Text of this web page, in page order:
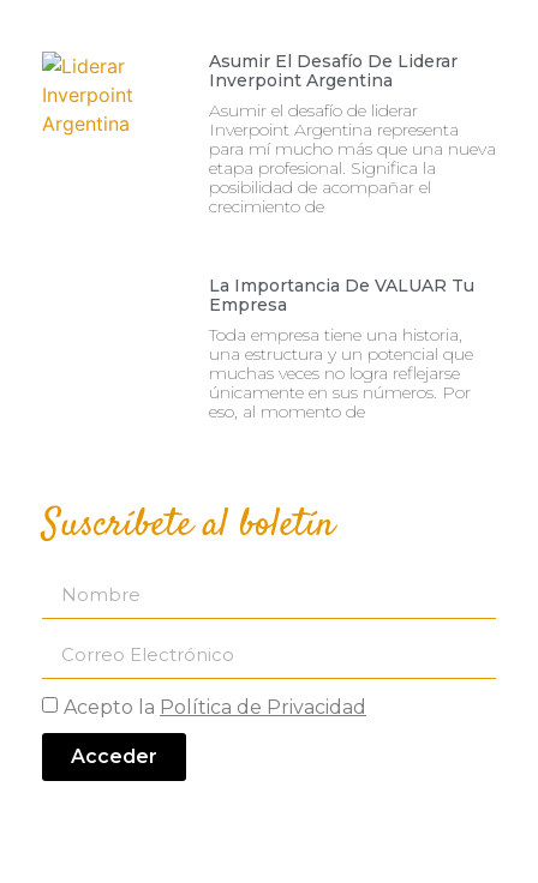
Asumir El Desafío De Liderar
Inverpoint Argentina
Asumir el desafío de liderar
Inverpoint Argentina representa
para mí mucho más que una nueva
etapa profesional. Significa la
posibilidad de acompañar el
crecimiento de
La Importancia De VALUAR Tu
Empresa
Toda empresa tiene una historia,
una estructura y un potencial que
muchas veces no logra reflejarse
únicamente en sus números. Por
eso, al momento de
Suscríbete al boletín
Acepto la Política de Privacidad
Acceder